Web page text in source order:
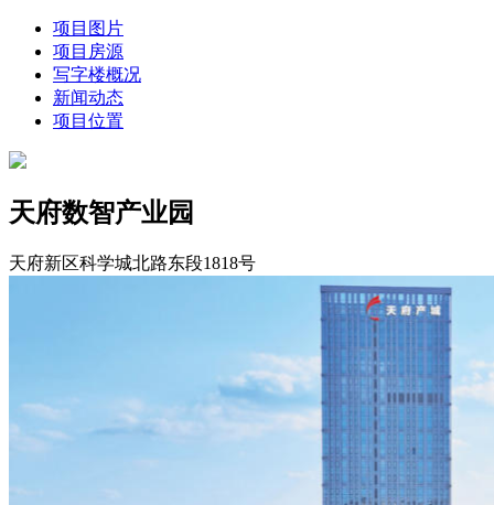
项目图片
项目房源
写字楼概况
新闻动态
项目位置
天府数智产业园
天府新区科学城北路东段1818号